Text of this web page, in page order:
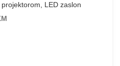
LED zaslon